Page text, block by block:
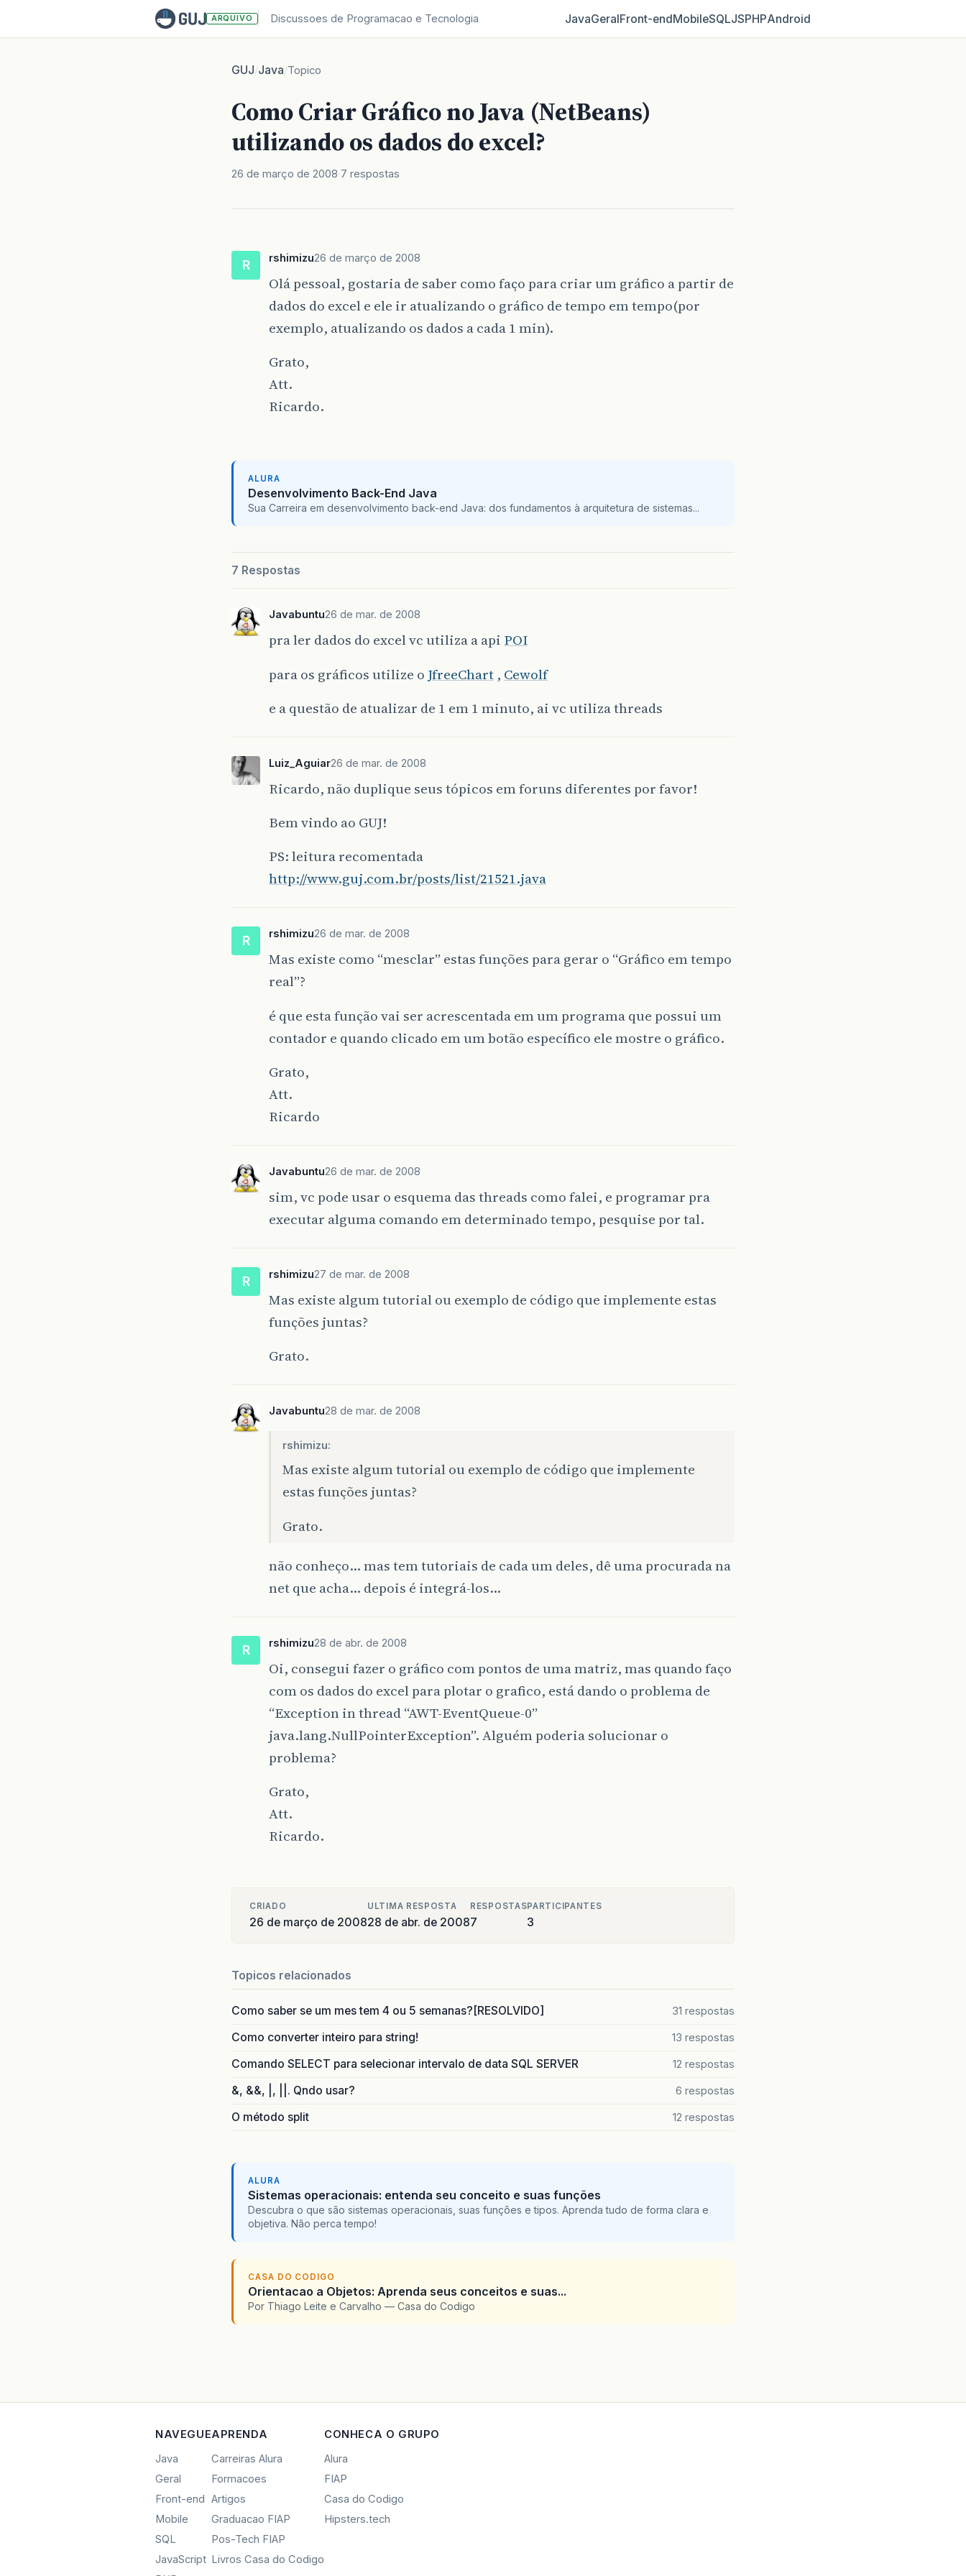
ARQUIVO Discussoes de Programacao e Tecnologia JavaGeralFront‑endMobileSQLJSPHPAndroid
GUJ/Java/Topico
Como Criar Gráfico no Java (NetBeans)
utilizando os dados do excel?
26 de março de 2008 7 respostas
R rshimizu26 de março de 2008
Olá pessoal, gostaria de saber como faço para criar um gráfico a partir de
dados do excel e ele ir atualizando o gráfico de tempo em tempo(por
exemplo, atualizando os dados a cada 1 min).
Grato,
Att.
Ricardo.
ALURA
Desenvolvimento Back-End Java
Sua Carreira em desenvolvimento back-end Java: dos fundamentos à arquitetura de sistemas...
7 Respostas
Javabuntu26 de mar. de 2008
pra ler dados do excel vc utiliza a api POI
para os gráficos utilize o JfreeChart , Cewolf
e a questão de atualizar de 1 em 1 minuto, ai vc utiliza threads
Luiz_Aguiar26 de mar. de 2008
Ricardo, não duplique seus tópicos em foruns diferentes por favor!
Bem vindo ao GUJ!
PS: leitura recomentada
http://www.guj.com.br/posts/list/21521.java
R rshimizu26 de mar. de 2008
Mas existe como “mesclar” estas funções para gerar o “Gráfico em tempo
real”?
é que esta função vai ser acrescentada em um programa que possui um
contador e quando clicado em um botão específico ele mostre o gráfico.
Grato,
Att.
Ricardo
Javabuntu26 de mar. de 2008
sim, vc pode usar o esquema das threads como falei, e programar pra
executar alguma comando em determinado tempo, pesquise por tal.
R rshimizu27 de mar. de 2008
Mas existe algum tutorial ou exemplo de código que implemente estas
funções juntas?
Grato.
Javabuntu28 de mar. de 2008
rshimizu:
Mas existe algum tutorial ou exemplo de código que implemente
estas funções juntas?
Grato.
não conheço… mas tem tutoriais de cada um deles, dê uma procurada na
net que acha… depois é integrá-los…
R rshimizu28 de abr. de 2008
Oi, consegui fazer o gráfico com pontos de uma matriz, mas quando faço
com os dados do excel para plotar o grafico, está dando o problema de
“Exception in thread “AWT-EventQueue-0”
java.lang.NullPointerException”. Alguém poderia solucionar o
problema?
Grato,
Att.
Ricardo.
CRIADO
26 de março de 2008
ULTIMA RESPOSTA
28 de abr. de 2008
RESPOSTAS
7
PARTICIPANTES
3
Topicos relacionados
Como saber se um mes tem 4 ou 5 semanas?[RESOLVIDO] 31 respostas
Como converter inteiro para string! 13 respostas
Comando SELECT para selecionar intervalo de data SQL SERVER 12 respostas
&, &&, |, ||. Qndo usar? 6 respostas
O método split 12 respostas
ALURA
Sistemas operacionais: entenda seu conceito e suas funções
Descubra o que são sistemas operacionais, suas funções e tipos. Aprenda tudo de forma clara e
objetiva. Não perca tempo!
CASA DO CODIGO
Orientacao a Objetos: Aprenda seus conceitos e suas...
Por Thiago Leite e Carvalho — Casa do Codigo
NAVEGUE
Java
Geral
Front-end
Mobile
SQL
JavaScript
APRENDA
Carreiras Alura
Formacoes
Artigos
Graduacao FIAP
Pos-Tech FIAP
Livros Casa do Codigo
CONHECA O GRUPO
Alura
FIAP
Casa do Codigo
Hipsters.tech